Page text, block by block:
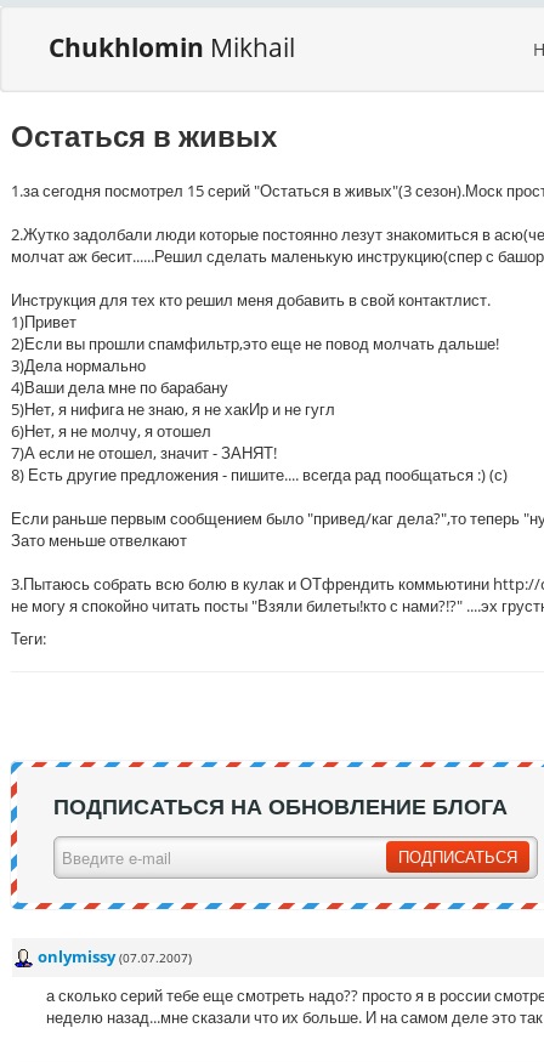
Chukhlomin Mikhail
Остаться в живых
1.за сегодня посмотрел 15 серий "Остаться в живых"(3 сезон).Моск
2.Жутко задолбали люди которые постоянно лезут знакомиться в
молчат аж бесит......Решил сделать маленькую инструкцию(спер с
Инструкция для тех кто решил меня добавить в свой контактлист.
1)Привет
2)Если вы прошли спамфильтр,это еще не повод молчать дальше!
3)Дела нормально
4)Ваши дела мне по барабану
5)Нет, я нифига не знаю, я не хакИр и не гугл
6)Нет, я не молчу, я отошел
7)А если не отошел, значит - ЗАНЯТ!
8) Есть другие предложения - пишите.... всегда рад пообщаться :) (с)
Если раньше первым сообщением было "привед/каг дела?",то теперь
Зато меньше отвелкают
3.Пытаюсь собрать всю болю в кулак и ОТфрендить коммьютини
не могу я спокойно читать посты "Взяли билеты!кто с нами?!?" ....эх
Теги:
ПОДПИСАТЬСЯ НА ОБНОВЛЕНИЕ БЛОГА
onlymissy (07.07.2007)
а сколько серий тебе еще смотреть надо?? просто я в россии
неделю назад...мне сказали что их больше. И на самом деле это